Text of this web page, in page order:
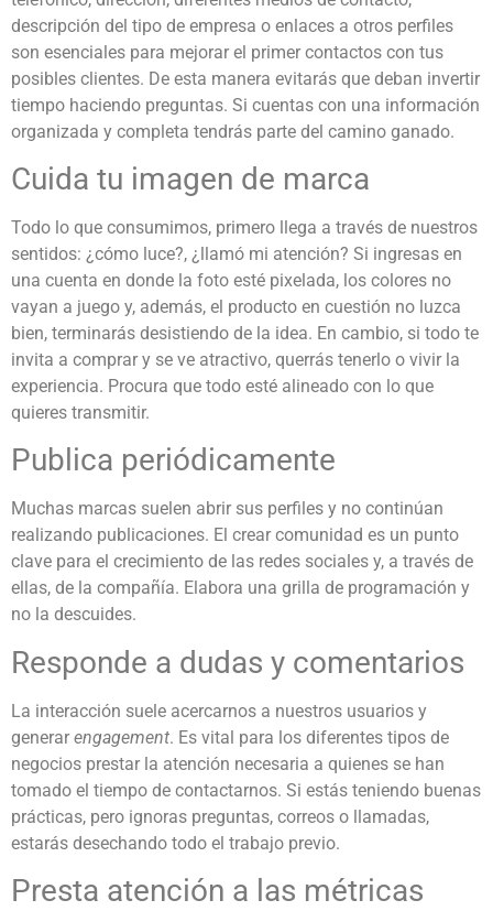
descripción del tipo de empresa o enlaces a otros perfiles
son esenciales para mejorar el primer contactos con tus
posibles clientes. De esta manera evitarás que deban invertir
tiempo haciendo preguntas. Si cuentas con una información
organizada y completa tendrás parte del camino ganado.
Cuida tu imagen de marca
Todo lo que consumimos, primero llega a través de nuestros
sentidos: ¿cómo luce?, ¿llamó mi atención? Si ingresas en
una cuenta en donde la foto esté pixelada, los colores no
vayan a juego y, además, el producto en cuestión no luzca
bien, terminarás desistiendo de la idea. En cambio, si todo te
invita a comprar y se ve atractivo, querrás tenerlo o vivir la
experiencia. Procura que todo esté alineado con lo que
quieres transmitir.
Publica periódicamente
Muchas marcas suelen abrir sus perfiles y no continúan
realizando publicaciones. El crear comunidad es un punto
clave para el crecimiento de las redes sociales y, a través de
ellas, de la compañía. Elabora una grilla de programación y
no la descuides.
Responde a dudas y comentarios
La interacción suele acercarnos a nuestros usuarios y
generar engagement. Es vital para los diferentes tipos de
negocios prestar la atención necesaria a quienes se han
tomado el tiempo de contactarnos. Si estás teniendo buenas
prácticas, pero ignoras preguntas, correos o llamadas,
estarás desechando todo el trabajo previo.
Presta atención a las métricas